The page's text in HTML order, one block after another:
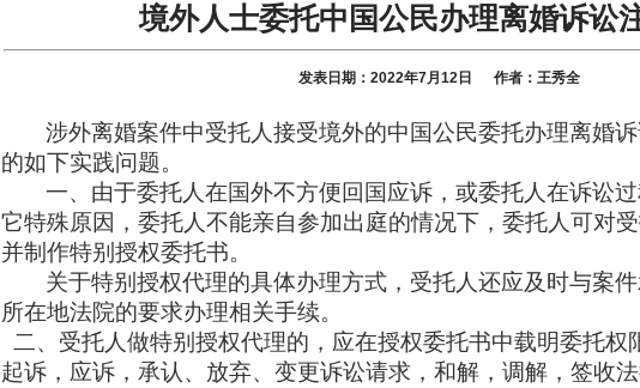
境外人士委托中国公民办理离婚诉讼
发表日期：2022年7月12日 作者：王秀全
涉外离婚案件中受托人接受境外的中国公民委托办理离婚
的如下实践问题。
一、由于委托人在国外不方便回国应诉，或委托人在诉讼
它特殊原因，委托人不能亲自参加出庭的情况下，委托人可对
并制作特别授权委托书。
关于特别授权代理的具体办理方式，受托人还应及时与案
所在地法院的要求办理相关手续。
二、受托人做特别授权代理的，应在授权委托书中载明委托权
起诉，应诉，承认、放弃、变更诉讼请求，和解，调解，签收法